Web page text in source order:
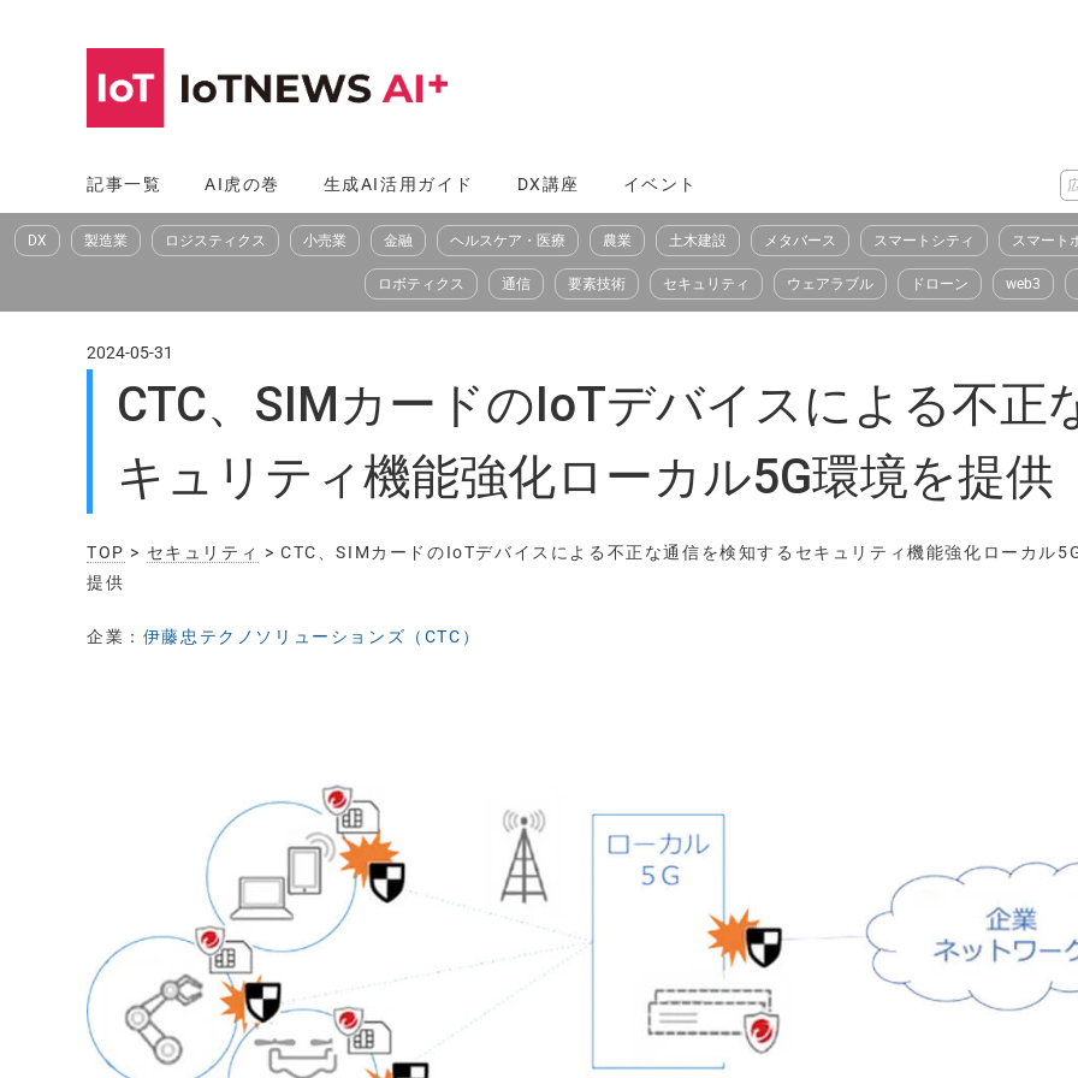
へ
ス
記事一覧 AI虎の巻 生成AI活用ガイド DX講座 イベント
DX 製造業 ロジスティクス 小売業 金融 ヘルスケア・医療 農業 土木建設 メタバース スマートシティ スマート
ロボティクス 通信 要素技術 セキュリティ ウェアラブル ドローン web3
2024-05-31
CTC、SIMカードのIoTデバイスによる不正
キュリティ機能強化ローカル5G環境を提供
TOP > セキュリティ
> CTC、SIMカードのIoTデバイスによる不正な通信を検知するセキュリティ機能強化ローカル
提供
企業： 伊藤忠テクノソリューションズ（CTC）